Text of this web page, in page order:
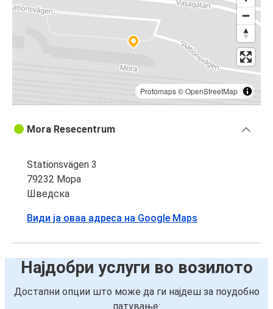
Protomaps©OpenStreetMap
Mora Resecentrum
Stationsvägen 3
79232 Мора
Шведска
Види ја оваа адреса на Google Maps
Најдобри услуги во возилото
Достапни опции што може да ги најдеш за поудобно
патување: